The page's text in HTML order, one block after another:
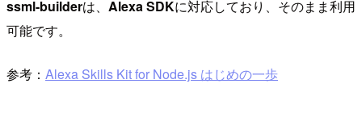
ssml-builderは、 Alexa SDKに対応しており、そのまま利用
可能です。
参考： Alexa Skills Kit for Node.js はじめの一歩